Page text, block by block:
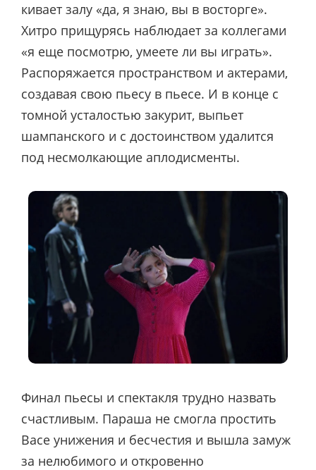
кивает залу «да, я знаю, вы в восторге».
Хитро прищурясь наблюдает за коллегами
«я еще посмотрю, умеете ли вы играть».
Распоряжается пространством и актерами,
создавая свою пьесу в пьесе. И в конце с
томной усталостью закурит, выпьет
шампанского и с достоинством удалится
под несмолкающие аплодисменты.
Финал пьесы и спектакля трудно назвать
счастливым. Параша не смогла простить
Васе унижения и бесчестия и вышла замуж
за нелюбимого и откровенно